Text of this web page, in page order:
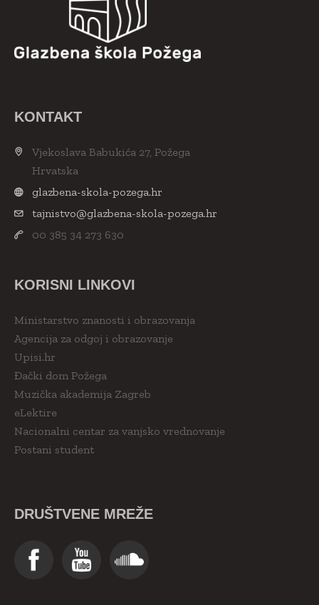
KONTAKT
Vjekoslava Babukića 27, Požega
Hrvatska
glazbena-skola-pozega.hr
tajnistvo@glazbena-skola-pozega.hr
00 385 34 273 630
KORISNI LINKOVI
Ministarstvo znanosti i obrazovanja
Agencija za odgoj i obrazovanje
Upisi.hr
Đački dom Požega
Muzička akademija Zagreb
eLektire
Nacionalni centar za vanjsko vrednovanje
Postani student
DRUŠTVENE MREŽE